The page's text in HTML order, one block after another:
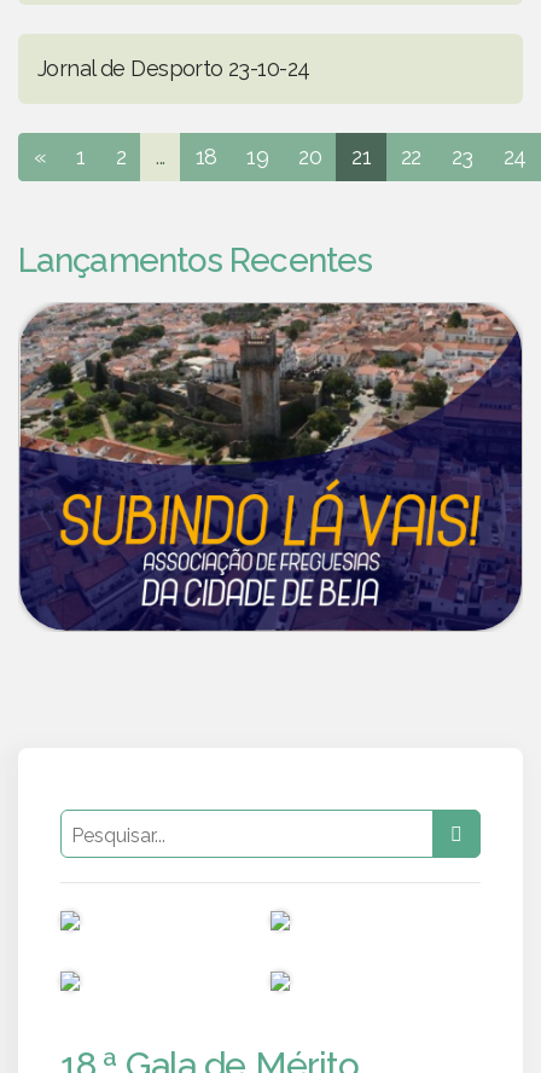
Jornal de Desporto 23-10-24
« 1 2 ... 18 19 20 21 22 23 24
Lançamentos Recentes